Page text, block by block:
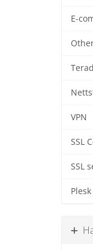
E-
VPN
SSL
SSL